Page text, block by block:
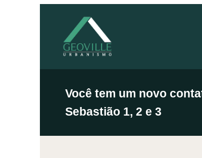
Você tem um novo
Sebastião 1, 2 e 3